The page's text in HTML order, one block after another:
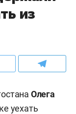
из
Олега
уехать